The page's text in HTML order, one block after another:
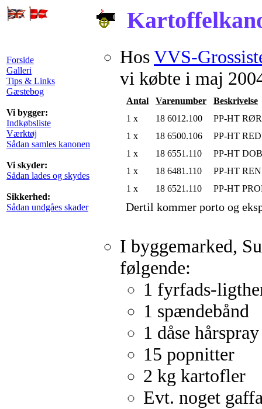
Forside
Galleri
Tips & Links
Gæstebog
Vi bygger:
Indkøbsliste
Værktøj
Sådan samles kanonen
Vi skyder:
Sådan lades og skydes
Sikkerhed:
Sådan undgåes skader
HosVVS-
vi købte i maj
Antal Varenumber
Beskrivelse
1 x
18 6012.100
PP-HT
1 x
18 6500.106
PP-HT
1 x
18 6551.110
PP-HT
1 x
18 6481.110
PP-HT
1 x
18 6521.110 PP-HT
Dertil kommer porto og
I byggemarked,
følgende:
1 fyrfads-
1 spændebånd
1 dåse hårspray
15 popnitter
2 kg kartofler
Evt. noget